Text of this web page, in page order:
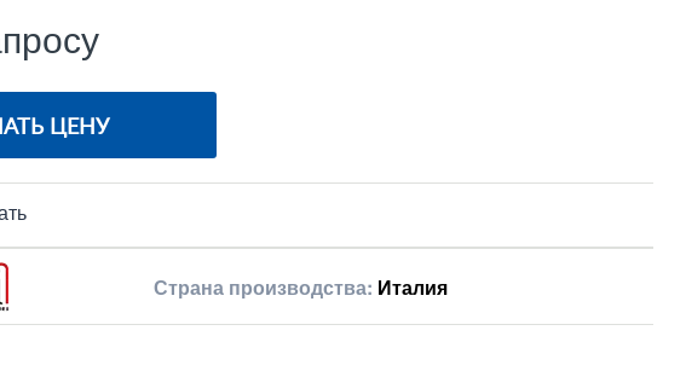
ЦЕНУ
Страна производства: Италия